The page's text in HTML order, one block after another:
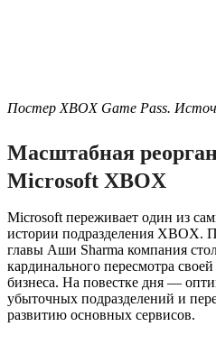
Постер XBOX Game Pass.
Масштабная
Microsoft XBOX
Microsoft переживает один из
истории подразделения XBOX.
главы Аши Sharma компания
кардинального пересмотра
бизнеса. На повестке дня —
убыточных подразделений и
развитию основных сервисов.